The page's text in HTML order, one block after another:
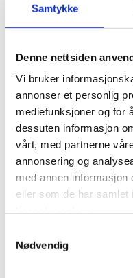
Samtykke
Denne nettsiden
Vi bruker
annonser et personlig
mediefunksjoner og for
dessuten informasjon
vårt, med partnerne
annonsering og
med annen informasjon
eller som de har samlet
Nødvendig
Avtale- og
Gjeldsforhold
Arv-, familie- og
Arbeidsrett
Erstatningsrett
Fast eiendoms
Husleie- og boligrett